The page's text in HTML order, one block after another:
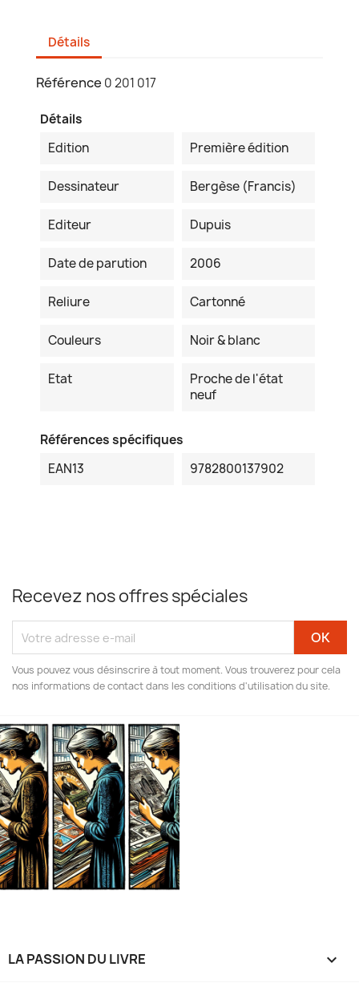
Détails
Référence 0 201 017
Détails
Edition
Première édition
Dessinateur Bergèse (Francis)
Editeur Dupuis
Date de parution 2006
Reliure Cartonné
Couleurs Noir & blanc
Etat
Proche de l'état
neuf
Références spécifiques
EAN13
9782800137902
Recevez nos offres spéciales
Vous pouvez vous désinscrire à tout moment. Vous trouverez pour cela
nos informations de contact dans les conditions d'utilisation du site.
LA PASSION DU LIVRE 